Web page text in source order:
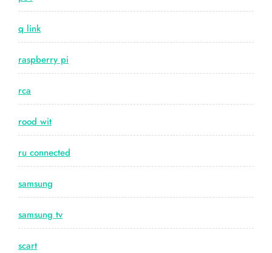
q link
raspberry pi
rca
rood wit
ru connected
samsung
samsung tv
scart